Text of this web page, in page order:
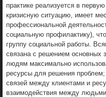
практике реализуется в
кризисную ситуацию, имеет
профессиональной
социальную профилактику),
группу социальной работы.
связана с решением основных
людям максимально
ресурсы для решения проблем;
связей между клиентами и
взаимодействия между